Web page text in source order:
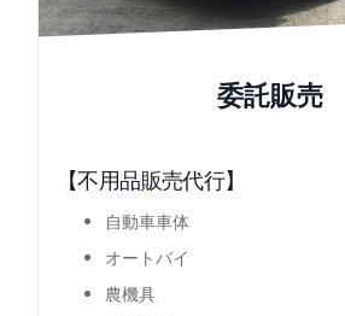
委託販売
【不用品販売代行】
自動車車体
オートバイ
農機具